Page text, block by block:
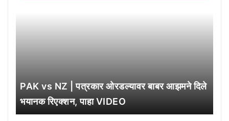
PAK vs NZ | पत्रकार ओरडल्यावर बाबर आझमने दिले
भयानक रिएक्शन, पाहा VIDEO